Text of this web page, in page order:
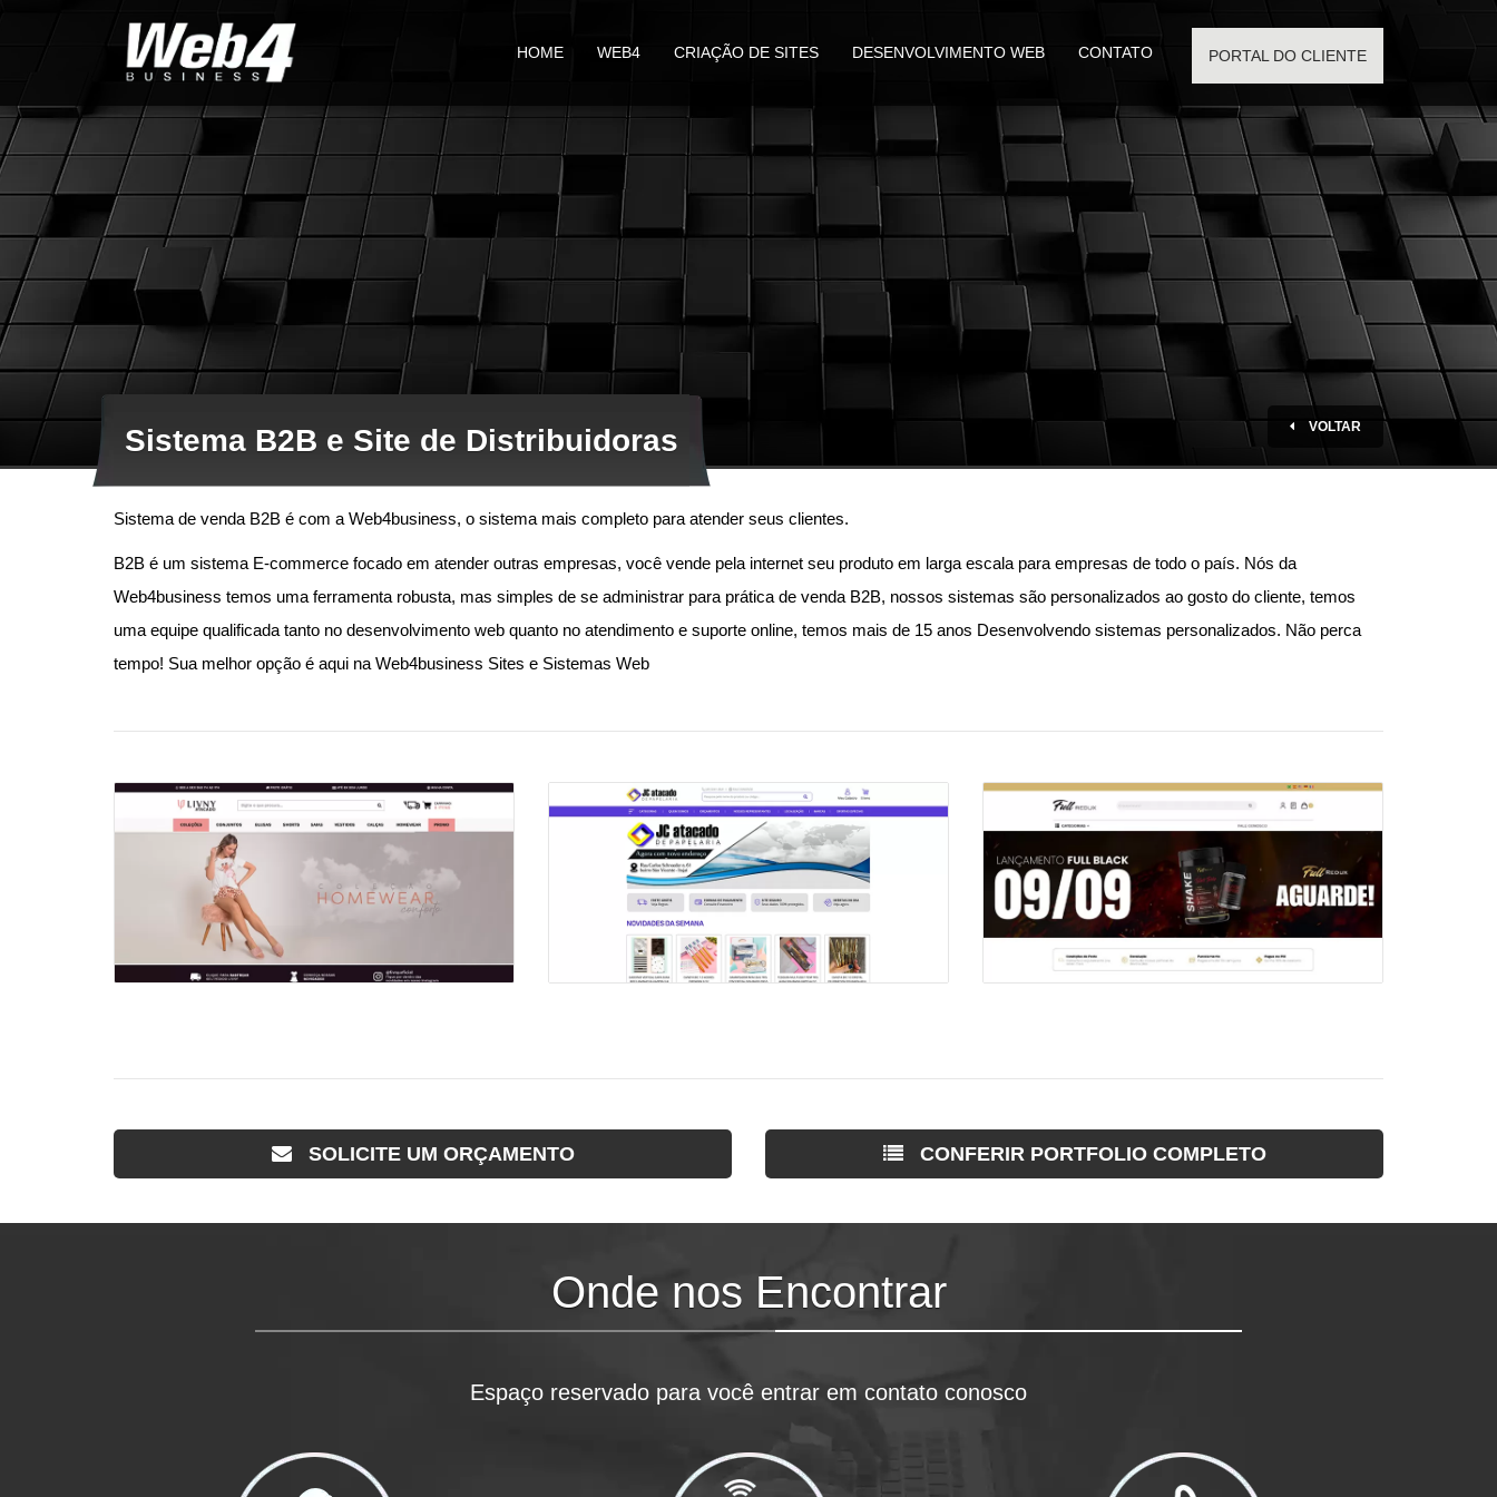
HOME WEB4 CRIAÇÃO DE SITES DESENVOLVIMENTO WEB CONTATO PORTAL DO CLIENTE
Sistema B2B e Site de Distribuidoras VOLTAR
Sistema de venda B2B é com a Web4business, o sistema mais completo para atender seus clientes.
B2B é um sistema E-commerce focado em atender outras empresas, você vende pela internet seu produto em larga escala para empresas de todo o país. Nós da
Web4business temos uma ferramenta robusta, mas simples de se administrar para prática de venda B2B, nossos sistemas são personalizados ao gosto do cliente, temos
uma equipe qualificada tanto no desenvolvimento web quanto no atendimento e suporte online, temos mais de 15 anos Desenvolvendo sistemas personalizados. Não perca
tempo! Sua melhor opção é aqui na Web4business Sites e Sistemas Web
SOLICITE UM ORÇAMENTO CONFERIR PORTFOLIO COMPLETO
Onde nos Encontrar
Espaço reservado para você entrar em contato conosco